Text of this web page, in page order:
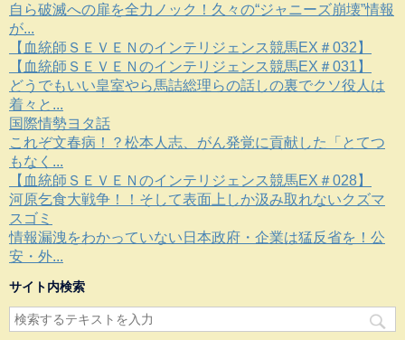
自ら破滅への扉を全力ノック！久々の“ジャニーズ崩壊”情報
が...
【血統師ＳＥＶＥＮのインテリジェンス競馬EX＃032】
【血統師ＳＥＶＥＮのインテリジェンス競馬EX＃031】
どうでもいい皇室やら馬詰総理らの話しの裏でクソ役人は
着々と...
国際情勢ヨタ話
これぞ文春病！？松本人志、がん発覚に貢献した「とてつ
もなく...
【血統師ＳＥＶＥＮのインテリジェンス競馬EX＃028】
河原乞食大戦争！！そして表面上しか汲み取れないクズマ
スゴミ
情報漏洩をわかっていない日本政府・企業は猛反省を！公
安・外...
サイト内検索